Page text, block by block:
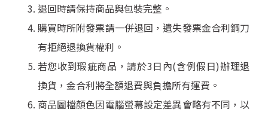
退回時請保持商品與包裝完整。
購買時所附發票請一併退回，遺失發票金合利鋼刀
有拒絕退換貨權利。
若您收到瑕疵商品，請於3日內(含例假日)辦理退
換貨，金合利將全額退費與負擔所有運費。
商品圖檔顏色因電腦螢幕設定差異會略有不同，以